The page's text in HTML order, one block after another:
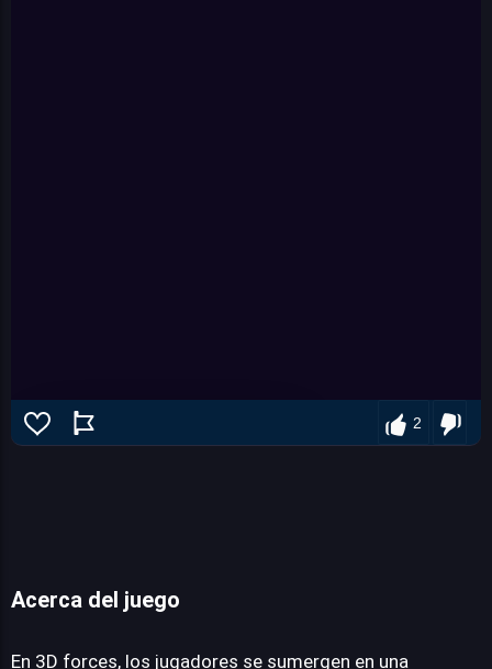
2
Acerca del juego
En 3D forces, los jugadores se sumergen en una